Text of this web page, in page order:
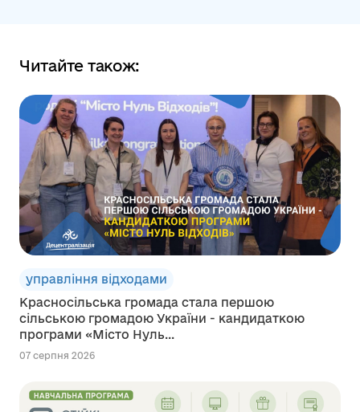
Читайте також:
управління відходами
Красносільська громада стала першою
сільською громадою України - кандидаткою
програми «Місто Нуль...
07 серпня 2026